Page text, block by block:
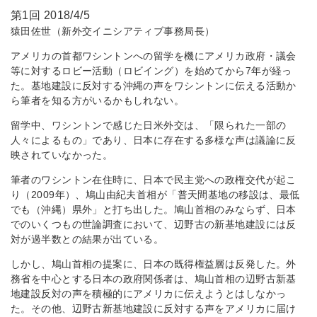
第1回 2018/4/5
猿田佐世（新外交イニシアティブ事務局長）
アメリカの首都ワシントンへの留学を機にアメリカ政府・議会
等に対するロビー活動（ロビイング）を始めてから7年が経っ
た。基地建設に反対する沖縄の声をワシントンに伝える活動か
ら筆者を知る方がいるかもしれない。
留学中、ワシントンで感じた日米外交は、「限られた一部の
人々によるもの」であり、日本に存在する多様な声は議論に反
映されていなかった。
筆者のワシントン在住時に、日本で民主党への政権交代が起こ
り（2009年）、鳩山由紀夫首相が「普天間基地の移設は、最低
でも（沖縄）県外」と打ち出した。鳩山首相のみならず、日本
でのいくつもの世論調査において、辺野古の新基地建設には反
対が過半数との結果が出ている。
しかし、鳩山首相の提案に、日本の既得権益層は反発した。外
務省を中心とする日本の政府関係者は、鳩山首相の辺野古新基
地建設反対の声を積極的にアメリカに伝えようとはしなかっ
た。その他、辺野古新基地建設に反対する声をアメリカに届け